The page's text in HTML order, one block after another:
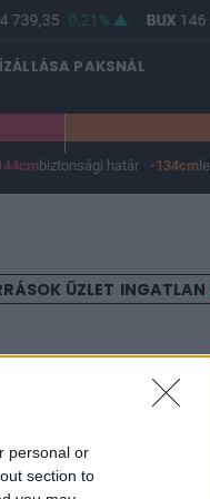
personal or
section to
0,21% BUX146
PAKSNÁL
biztonsági határ -134cm
ÜZLET INGATLAN